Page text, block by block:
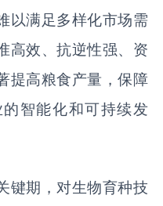
以满足多样化市场需
高效、抗逆性强、资
提高粮食产量，保障
智能化和可持续发
键期，对生物育种技